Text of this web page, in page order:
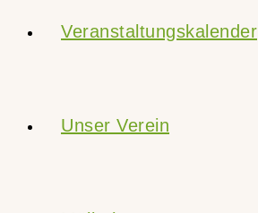
Veranstaltungskalender
Unser Verein